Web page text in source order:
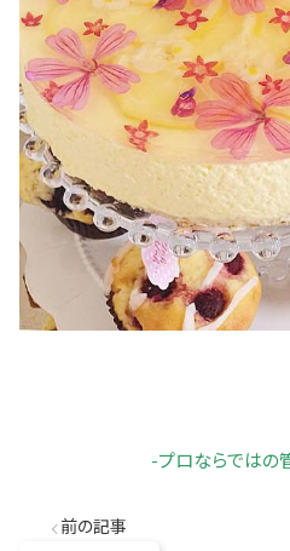
-プロならではの
前の記事